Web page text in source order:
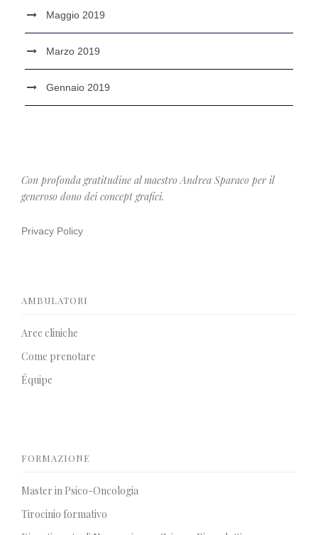
Maggio 2019
Marzo 2019
Gennaio 2019
Con profonda gratitudine al maestro Andrea Sparaco per il
generoso dono dei concept grafici.
Privacy Policy
AMBULATORI
Aree cliniche
Come prenotare
Équipe
FORMAZIONE
Master in Psico-Oncologia
Tirocinio formativo